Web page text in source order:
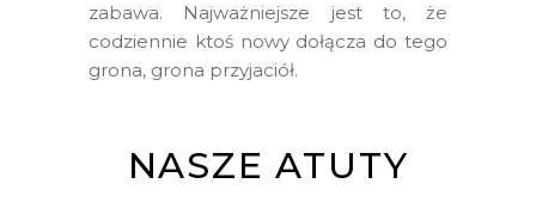
zabawa. Najważniejsze jest to, że
codziennie ktoś nowy dołącza do tego
grona, grona przyjaciół.
NASZE ATUTY